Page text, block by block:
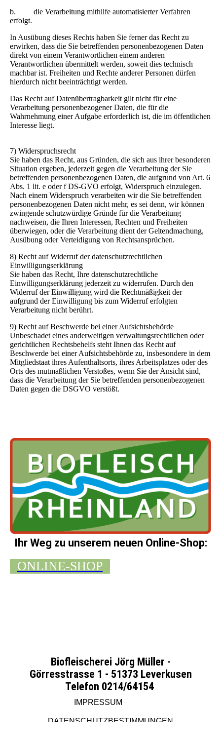
b. die Verarbeitung mithilfe automatisierter Verfahren
erfolgt.
In Ausübung dieses Rechts haben Sie ferner das Recht zu
erwirken, dass die Sie betreffenden personenbezogenen Daten
direkt von einem Verantwortlichen einem anderen
Verantwortlichen übermittelt werden, soweit dies technisch
machbar ist. Freiheiten und Rechte anderer Personen dürfen
hierdurch nicht beeinträchtigt werden.
Das Recht auf Datenübertragbarkeit gilt nicht für eine
Verarbeitung personenbezogener Daten, die für die
Wahrnehmung einer Aufgabe erforderlich ist, die im öffentlichen
Interesse liegt.
7) Widerspruchsrecht
Sie haben das Recht, aus Gründen, die sich aus ihrer besonderen
Situation ergeben, jederzeit gegen die Verarbeitung der Sie
betreffenden personenbezogenen Daten, die aufgrund von Art. 6
Abs. 1 lit. e oder f DS-GVO erfolgt, Widerspruch einzulegen.
Nach einem Widerspruch verarbeiten wir die Sie betreffenden
personenbezogenen Daten nicht mehr, es sei denn, wir können
zwingende schutzwürdige Gründe für die Verarbeitung
nachweisen, die Ihren Interessen, Rechten und Freiheiten
überwiegen, oder die Verarbeitung dient der Geltendmachung,
Ausübung oder Verteidigung von Rechtsansprüchen.
8) Recht auf Widerruf der datenschutzrechtlichen
Einwilligungserklärung
Sie haben das Recht, Ihre datenschutzrechtliche
Einwilligungserklärung jederzeit zu widerrufen. Durch den
Widerruf der Einwilligung wird die Rechtmäßigkeit der
aufgrund der Einwilligung bis zum Widerruf erfolgten
Verarbeitung nicht berührt.
9) Recht auf Beschwerde bei einer Aufsichtsbehörde
Unbeschadet eines anderweitigen verwaltungsrechtlichen oder
gerichtlichen Rechtsbehelfs steht Ihnen das Recht auf
Beschwerde bei einer Aufsichtsbehörde zu, insbesondere in dem
Mitgliedstaat ihres Aufenthaltsorts, ihres Arbeitsplatzes oder des
Orts des mutmaßlichen Verstoßes, wenn Sie der Ansicht sind,
dass die Verarbeitung der Sie betreffenden personenbezogenen
Daten gegen die DSGVO verstößt.
Ihr Weg zu unserem neuen Online-Shop:
ONLINE-SHOP
Biofleischerei Jörg Müller -
Görresstrasse 1 - 51373 Leverkusen
Telefon 0214/64154
IMPRESSUM
DATENSCHUTZBESTIMMUNGEN